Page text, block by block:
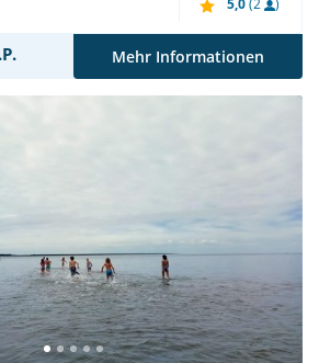
5,0(2 )
Mehr Informationen